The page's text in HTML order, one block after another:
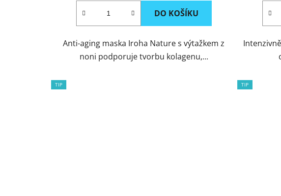
DO KOŠÍKU
Anti-aging maska Iroha Nature s výtažkem z
noni podporuje tvorbu kolagenu,...
TIP TIP